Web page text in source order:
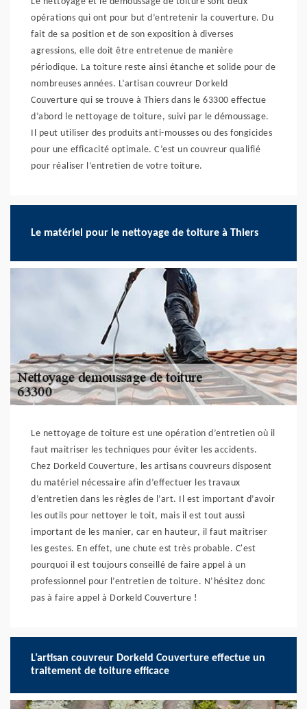
opérations qui ont pour but d’entretenir la couverture. Du
fait de sa position et de son exposition à diverses
agressions, elle doit être entretenue de manière
périodique. La toiture reste ainsi étanche et solide pour de
nombreuses années. L’artisan couvreur Dorkeld
Couverture qui se trouve à Thiers dans le 63300 effectue
d’abord le nettoyage de toiture, suivi par le démoussage.
Il peut utiliser des produits anti-mousses ou des fongicides
pour une efficacité optimale. C’est un couvreur qualifié
pour réaliser l’entretien de votre toiture.
Le matériel pour le nettoyage de toiture à Thiers
Le nettoyage de toiture est une opération d’entretien où il
faut maitriser les techniques pour éviter les accidents.
Chez Dorkeld Couverture, les artisans couvreurs disposent
du matériel nécessaire afin d’effectuer les travaux
d’entretien dans les règles de l’art. Il est important d’avoir
les outils pour nettoyer le toit, mais il est tout aussi
important de les manier, car en hauteur, il faut maitriser
les gestes. En effet, une chute est très probable. C'est
pourquoi il est toujours conseillé de faire appel à un
professionnel pour l’entretien de toiture. N’hésitez donc
pas à faire appel à Dorkeld Couverture !
L’artisan couvreur Dorkeld Couverture effectue un
traitement de toiture efficace